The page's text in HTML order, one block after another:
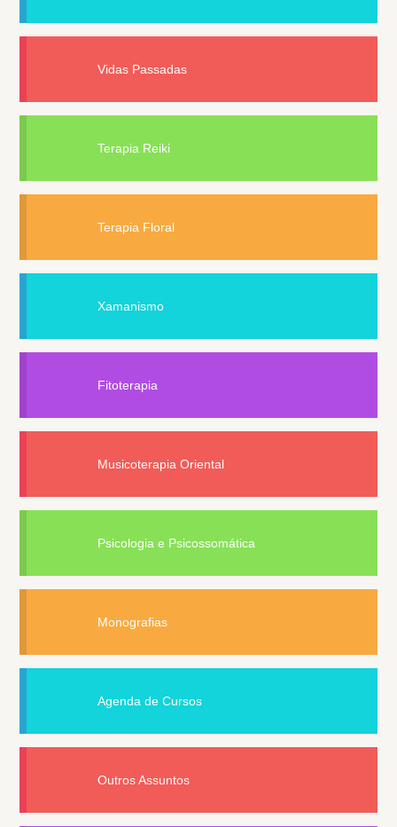
Vidas Passadas
Terapia Reiki
Terapia Floral
Xamanismo
Fitoterapia
Musicoterapia Oriental
Psicologia e Psicossomática
Monografias
Agenda de Cursos
Outros Assuntos